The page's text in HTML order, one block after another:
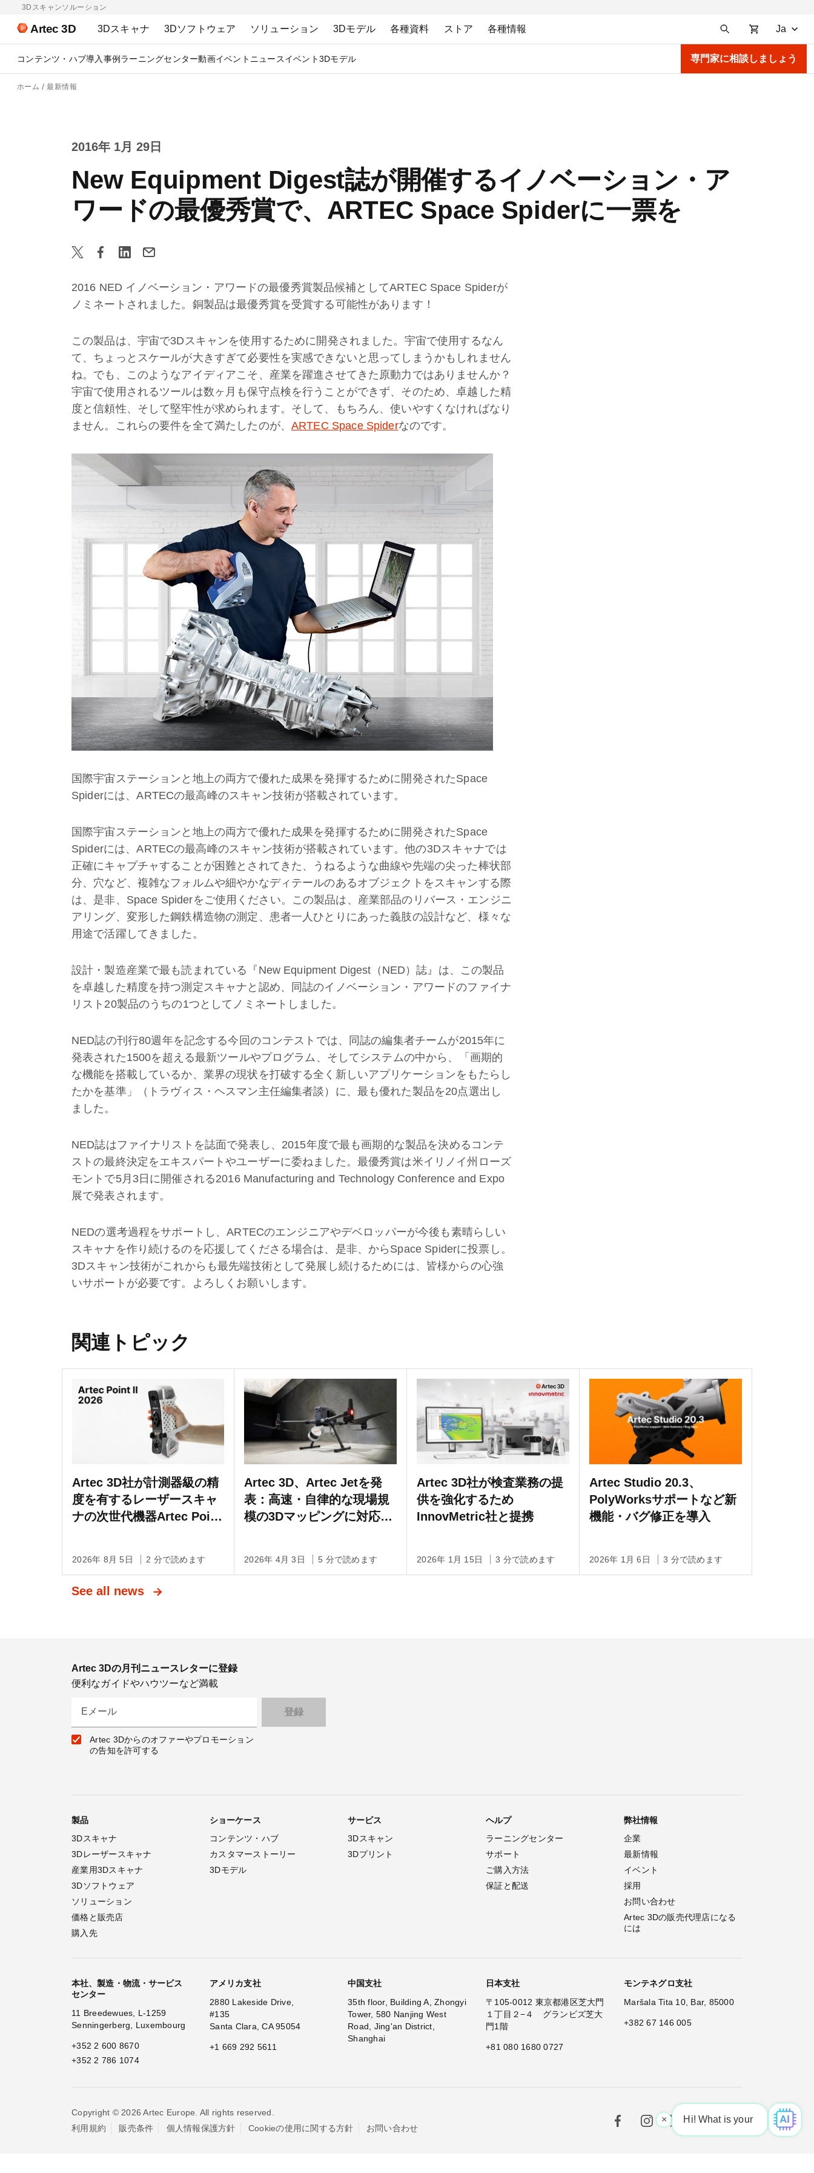
3Dスキャンソルーション
Artec 3D 3Dスキャナ 3Dソフトウェア ソリューション 3Dモデル 各種資料 ストア 各種情報 Ja
コンテンツ・ハブ導入事例 ラーニングセンター動画イベント ニュースイベント3Dモデル 専門家に相談しましょう
ホーム 最新情報
2016年 1月 29日
New Equipment Digest誌が開催するイノベーション・ア
ワードの最優秀賞で、ARTEC Space Spiderに一票を
2016 NED イノベーション・アワードの最優秀賞製品候補としてARTEC Space Spiderが
ノミネートされました。銅製品は最優秀賞を受賞する可能性があります！
この製品は、宇宙で3Dスキャンを使用するために開発されました。宇宙で使用するなん
て、ちょっとスケールが大きすぎて必要性を実感できないと思ってしまうかもしれません
ね。でも、このようなアイディアこそ、産業を躍進させてきた原動力ではありませんか？
宇宙で使用されるツールは数ヶ月も保守点検を行うことができず、そのため、卓越した精
度と信頼性、そして堅牢性が求められます。そして、もちろん、使いやすくなければなり
ません。これらの要件を全て満たしたのが、 ARTEC Space Spiderなのです。
国際宇宙ステーションと地上の両方で優れた成果を発揮するために開発されたSpace
Spiderには、ARTECの最高峰のスキャン技術が搭載されています。
国際宇宙ステーションと地上の両方で優れた成果を発揮するために開発されたSpace
Spiderには、ARTECの最高峰のスキャン技術が搭載されています。他の3Dスキャナでは
正確にキャプチャすることが困難とされてきた、うねるような曲線や先端の尖った棒状部
分、穴など、複雑なフォルムや細やかなディテールのあるオブジェクトをスキャンする際
は、是非、Space Spiderをご使用ください。この製品は、産業部品のリバース・エンジニ
アリング、変形した鋼鉄構造物の測定、患者一人ひとりにあった義肢の設計など、様々な
用途で活躍してきました。
設計・製造産業で最も読まれている『New Equipment Digest（NED）誌』は、この製品
を卓越した精度を持つ測定スキャナと認め、同誌のイノベーション・アワードのファイナ
リスト20製品のうちの1つとしてノミネートしました。
NED誌の刊行80週年を記念する今回のコンテストでは、同誌の編集者チームが2015年に
発表された1500を超える最新ツールやプログラム、そしてシステムの中から、「画期的
な機能を搭載しているか、業界の現状を打破する全く新しいアプリケーションをもたらし
たかを基準」（トラヴィス・ヘスマン主任編集者談）に、最も優れた製品を20点選出し
ました。
NED誌はファイナリストを誌面で発表し、2015年度で最も画期的な製品を決めるコンテ
ストの最終決定をエキスパートやユーザーに委ねました。最優秀賞は米イリノイ州ローズ
モントで5月3日に開催される2016 Manufacturing and Technology Conference and Expo
展で発表されます。
NEDの選考過程をサポートし、ARTECのエンジニアやデベロッパーが今後も素晴らしい
スキャナを作り続けるのを応援してくださる場合は、是非、からSpace Spiderに投票し。
3Dスキャン技術がこれからも最先端技術として発展し続けるためには、皆様からの心強
いサポートが必要です。よろしくお願いします。
関連トピック
Artec 3D社が計測器級の精
度を有するレーザースキャ
ナの次世代機器Artec Point
2026年 8月 5日 2 分で読めます
Artec 3D、Artec Jetを発
表：高速・自律的な現場規
模の3Dマッピングに対応す
2026年 4月 3日 5 分で読めます
Artec 3D社が検査業務の提
供を強化するため
InnovMetric社と提携
2026年 1月 15日 3 分で読めます
Artec Studio 20.3、
PolyWorksサポートなど新
機能・バグ修正を導入
2026年 1月 6日 3 分で読めます
See all news
Hi! What is your request? 
Artec 3Dの月刊ニュースレターに登録
便利なガイドやハウツーなど満載
Eメール
Artec 3Dからのオファーやプロモーション
の告知を許可する
製品
3Dスキャナ
3Dレーザースキャナ
産業用3Dスキャナ
3Dソフトウェア
ソリューション
価格と販売店
購入先
ショーケース
コンテンツ・ハブ
カスタマーストーリー
3Dモデル
サービス
3Dスキャン
3Dプリント
ヘルプ
ラーニングセンター
サポート
ご購入方法
保証と配送
弊社情報
企業
最新情報
イベント
採用
お問い合わせ
Artec 3Dの販売代理店になる
には
本社、製造・物流・サービス
センター
11 Breedewues, L-1259
Senningerberg, Luxembourg
+352 2 600 8670
+352 2 786 1074
アメリカ支社
2880 Lakeside Drive,
#135
Santa Clara, CA 95054
+1 669 292 5611
中国支社
35th floor, Building A, Zhongyi
Tower, 580 Nanjing West
Road, Jing'an District,
Shanghai
日本支社
〒105-0012 東京都港区芝大門
１丁目２−４ グランビズ芝大
門1階
+81 080 1680 0727
モンテネグロ支社
Maršala Tita 10, Bar, 85000
+382 67 146 005
Copyright © 2026 Artec Europe. All rights reserved.
利用規約
販売条件 個人情報保護方針 Cookieの使用に関する方針 お問い合わせ